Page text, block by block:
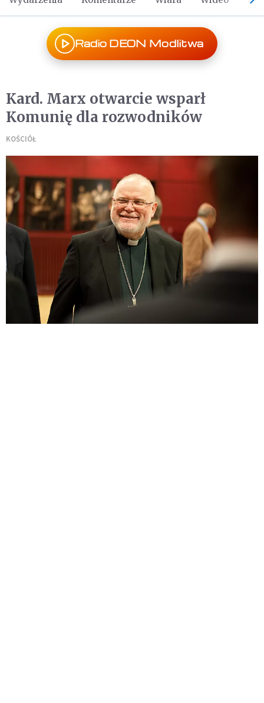
Radio DEON Modlitwa
Kard. Marx otwarcie wsparł
Komunię dla rozwodników
KOŚCIÓŁ